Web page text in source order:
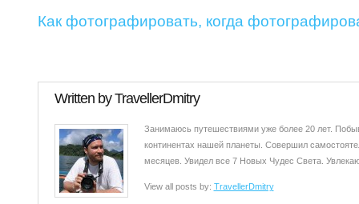
Как фотографировать, когда
Written byTravellerDmitry
Занимаюсь путешествиями уже более 20 лет.
континентах нашей планеты. Совершил
месяцев. Увидел все 7 Новых Чудес Света.
View all posts by: TravellerDmitry